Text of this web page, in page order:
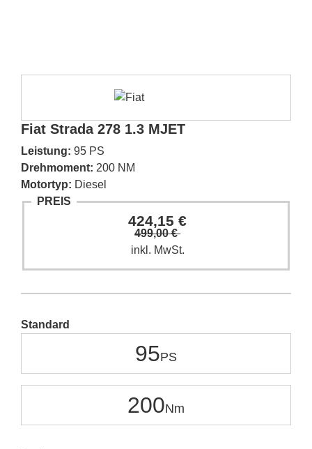
Fiat Strada 278 1.3 MJET
Leistung: 95 PS
Drehmoment: 200 NM
Motortyp: Diesel
PREIS
424,15 €
499,00 €
inkl. MwSt.
Standard
95
200